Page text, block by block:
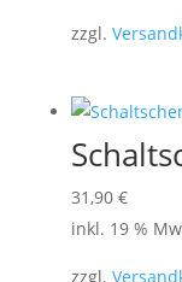
zzgl.
31,90 €
inkl. 19 %
zzgl.